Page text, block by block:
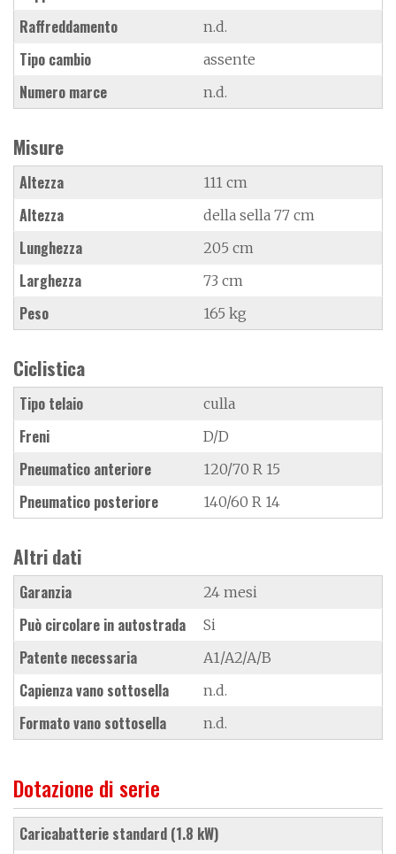
Raffreddamento n.d.
Tipo cambio assente
Numero marce n.d.
Misure
Altezza 111 cm
Altezza della sella 77 cm
Lunghezza 205 cm
Larghezza 73 cm
Peso 165 kg
Ciclistica
Tipo telaio culla
Freni D/D
Pneumatico anteriore 120/70 R 15
Pneumatico posteriore 140/60 R 14
Altri dati
Garanzia 24 mesi
Può circolare in autostrada Si
Patente necessaria A1/A2/A/B
Capienza vano sottosella n.d.
Formato vano sottosella n.d.
Dotazione di serie
caricabatterie standard (1.8 kW)